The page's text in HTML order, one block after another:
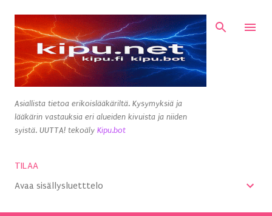
Siirry pääsisältöön
Asiallista tietoa erikoislääkäriltä. Kysymyksiä ja
lääkärin vastauksia eri alueiden kivuista ja niiden
syistä. UUTTA! tekoäly Kipu.bot
TILAA
Avaa sisällysluetttelo